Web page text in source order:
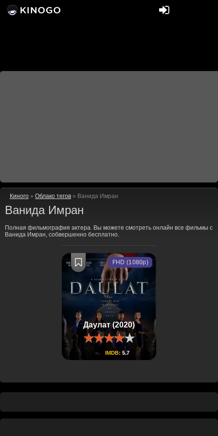
Киного » Облако тегов » Ванида Имран
Ванида Имран
Полная фильмография актера. Вы можете смотреть онлайн все фильмы с
Ванида Имран, собвершенно бесплатно.
Даулат (2020)
IMDB: 5.7
FHD (1080p)